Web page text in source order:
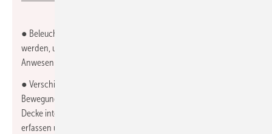
● Beleuchtungssysteme können mit Sensoren gekoppelt
werden, um die Helligkeit basierend auf dem Tageslicht oder der
Anwesenheit von Personen anzupassen.
● Verschiedene Sensoren wie Präsenzsensoren,
Bewegungssensoren oder Temperatursensoren können in die
Decke integriert werden, um Daten über die Umgebung zu
erfassen und automatisierte Abläufe zu ermöglichen.